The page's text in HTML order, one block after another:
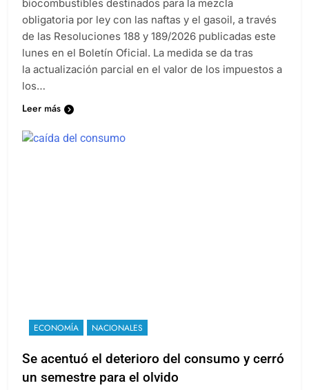
biocombustibles destinados para la mezcla
obligatoria por ley con las naftas y el gasoil, a través
de las Resoluciones 188 y 189/2026 publicadas este
lunes en el Boletín Oficial. La medida se da tras
la actualización parcial en el valor de los impuestos a
los…
Leer más
ECONOMÍA NACIONALES
Se acentuó el deterioro del consumo y cerró
un semestre para el olvido